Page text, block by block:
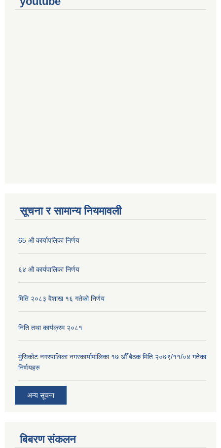
सूचना र सामान्य नियमावली
65 औ कार्यापलिका निर्णय
६४ औ कार्यपालिका निर्णय
मिति २०८३ वैशाख १६ गतेको निर्णय
निति तथा कार्यक्रम २०८१
मुसिकोट नगरपालिका नगरकार्यापालिका १७ औँ बैठक मिति २०७९/११/०४ गतेका
निर्णयहरु
अन्य सूचना
बिबरण संकलन